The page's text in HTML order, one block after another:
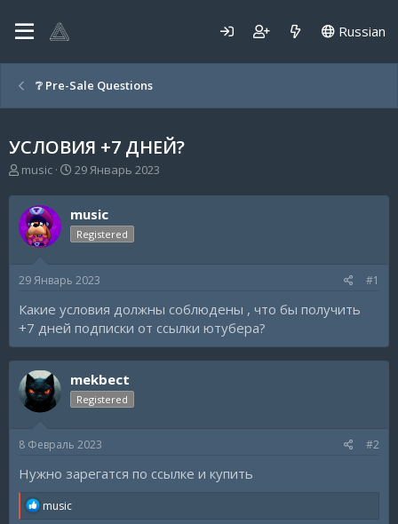
Russian
❔ Pre-Sale Questions
УСЛОВИЯ +7 ДНЕЙ?
А
т
о
р
т
м
music
Д
т
а
н
а
а
29 Январь 2023
music
Registered
29 Январь 2023 #1
Какие условия должны соблюдены , что бы получить
+7 дней подписки от ссылки ютубера?
mekbect
Registered
8 Февраль 2023 #2
Нужно зарегатся по ссылке и купить
R
music